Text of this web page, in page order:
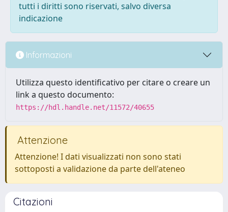
tutti i diritti sono riservati, salvo diversa
indicazione
Informazioni
Utilizza questo identificativo per citare o creare un
link a questo documento:
https://hdl.handle.net/11572/40655
Attenzione
Attenzione! I dati visualizzati non sono stati
sottoposti a validazione da parte dell'ateneo
Citazioni